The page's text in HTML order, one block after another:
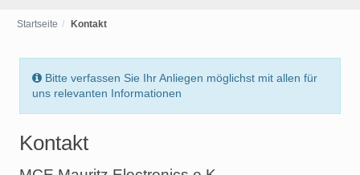
Startseite Kontakt
Bitte verfassen Sie Ihr Anliegen möglichst mit allen für
uns relevanten Informationen
Kontakt